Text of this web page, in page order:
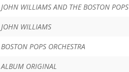
JOHN WILLIAMS AND THE BOSTON POPS
JOHN WILLIAMS
BOSTON POPS ORCHESTRA
ALBUM ORIGINAL